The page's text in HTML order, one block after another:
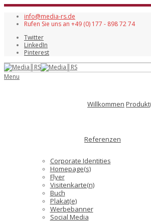
info@media-rs.de
Rufen Sie uns an +49 (0) 177 - 898 72 74
Twitter
LinkedIn
Pinterest
Menu
Willkommen
Referenzen
Corporate Identities
Homepage(s)
Flyer
Visitenkarte(n)
Buch
Plakat(e)
Werbebanner
Social Media